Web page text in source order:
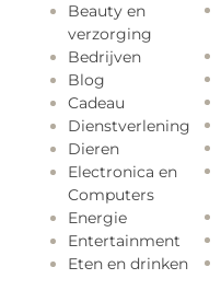
Beauty en
verzorging
Bedrijven
Blog
Cadeau
Dienstverlening
Dieren
Electronica en
Computers
Energie
Entertainment
Eten en drinken